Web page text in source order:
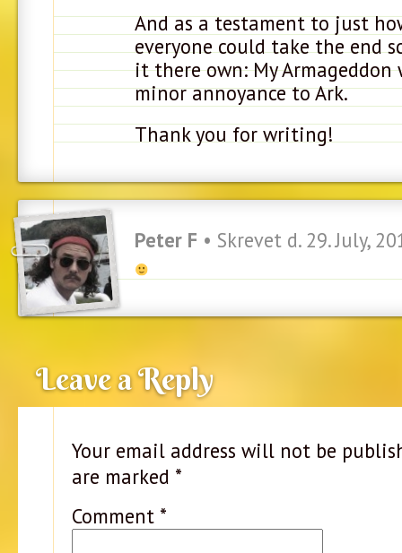
And as a testament to just
everyone could take the end
it there own: My Armageddon
minor annoyance to Ark.
Thank you for writing!
Peter F • Skrevet d. 29. July,
Leave a Reply
Your email address will not be
are marked *
Comment *